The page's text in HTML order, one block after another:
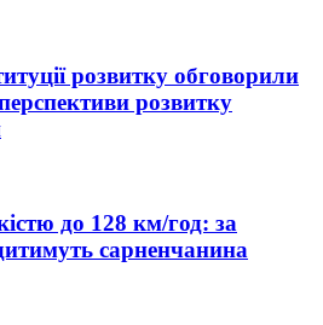
розвитку обговорили
розвитку
до 128 км/год: за
сарненчанина